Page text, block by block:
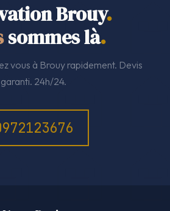
Brouy.
sommes là.
vous à Brouy rapidement. Devis
garanti. 24h/24.